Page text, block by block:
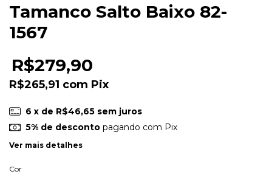
Tamanco Salto Baixo 82-
1567
R$279,90
R$265,91 com Pix
6 x de R$46,65 sem juros
5% de descontopagando com Pix
Ver mais detalhes
Cor